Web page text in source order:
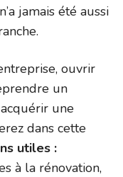
jamais été aussi
ouvrir
un
une
dans cette
utiles :
à la rénovation,